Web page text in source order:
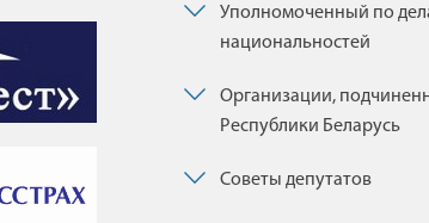
Уполномоченный по
национальностей
Организации,
Республики Беларусь
Советы депутатов